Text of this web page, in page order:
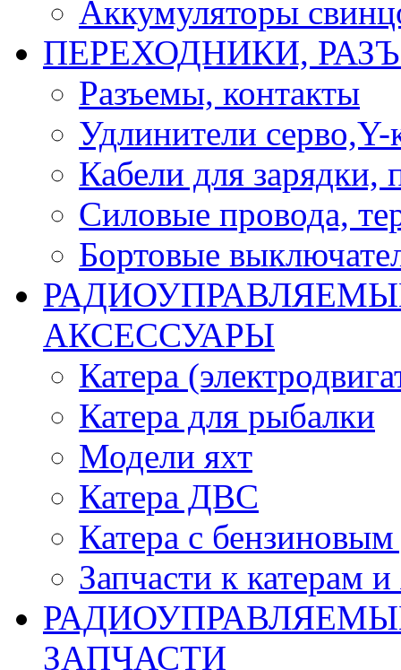
Аккумуляторы
ПЕРЕХОДНИКИ,
Разъемы, контакты
Удлинители серво,Y-
Кабели для зарядки,
Силовые провода,
Бортовые
АКСЕССУАРЫ
Катера
Катера для рыбалки
Модели яхт
Катера ДВС
Катера с бензиновым
Запчасти к катерам
ЗАПЧАСТИ